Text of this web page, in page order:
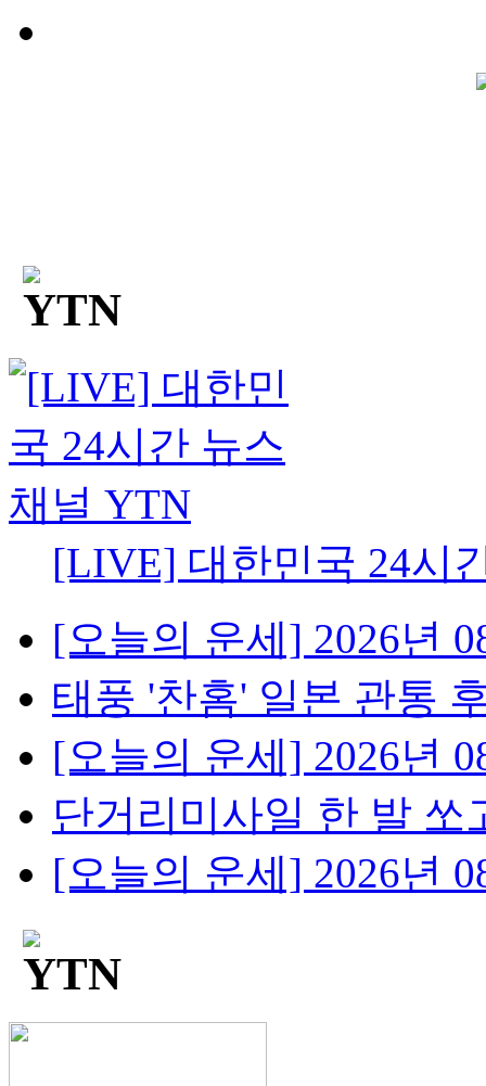
[LIVE] 대한민국 24시
[오늘의 운세] 2026년
태풍 '찬홈' 일본 관통
[오늘의 운세] 2026년
단거리미사일 한 발 쏘
[오늘의 운세] 2026년